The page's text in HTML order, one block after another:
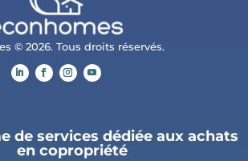
© 2026. Tous droits réservés.
de services dédiée aux achats
en copropriété